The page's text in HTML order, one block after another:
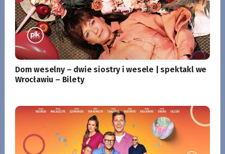
Dom weselny – dwie siostry i wesele | spektakl we
Wrocławiu – Bilety